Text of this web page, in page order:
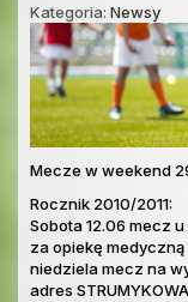
Kategoria: Newsy
Mecze w weekend
Rocznik 2010/2011:
Sobota 12.06 mecz
za opiekę medyczną
niedziela mecz na
adres